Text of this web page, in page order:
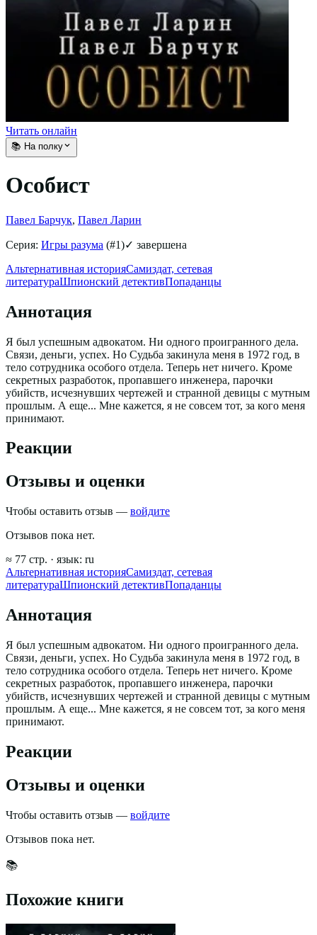
Читать онлайн
📚 На полку
Особист
Павел Барчук, Павел Ларин
Серия: Игры разума (#1)✓ завершена
Альтернативная историяСамиздат, сетевая
литератураШпионский детективПопаданцы
Аннотация
Я был успешным адвокатом. Ни одного проигранного дела.
Связи, деньги, успех. Но Судьба закинула меня в 1972 год, в
тело сотрудника особого отдела. Теперь нет ничего. Кроме
секретных разработок, пропавшего инженера, парочки
убийств, исчезнувших чертежей и странной девицы с мутным
прошлым. А еще... Мне кажется, я не совсем тот, за кого меня
принимают.
Реакции
Отзывы и оценки
Чтобы оставить отзыв — войдите
Отзывов пока нет.
≈ 77 стр. · язык: ru
Альтернативная историяСамиздат, сетевая
литератураШпионский детективПопаданцы
Аннотация
Я был успешным адвокатом. Ни одного проигранного дела.
Связи, деньги, успех. Но Судьба закинула меня в 1972 год, в
тело сотрудника особого отдела. Теперь нет ничего. Кроме
секретных разработок, пропавшего инженера, парочки
убийств, исчезнувших чертежей и странной девицы с мутным
прошлым. А еще... Мне кажется, я не совсем тот, за кого меня
принимают.
Реакции
Отзывы и оценки
Чтобы оставить отзыв — войдите
Отзывов пока нет.
📚
Похожие книги